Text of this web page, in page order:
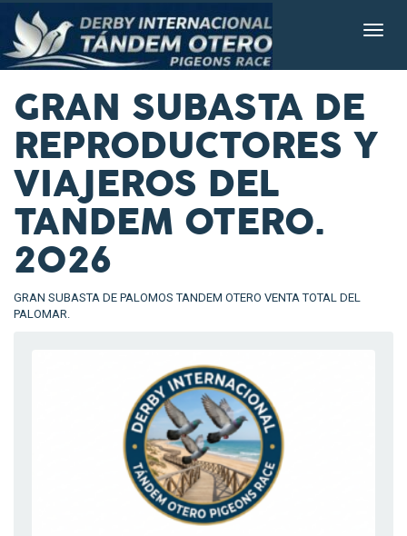
GRAN SUBASTA DE
REPRODUCTORES Y
VIAJEROS DEL
TANDEM OTERO.
2026
GRAN SUBASTA DE PALOMOS TANDEM OTERO VENTA TOTAL DEL
PALOMAR.